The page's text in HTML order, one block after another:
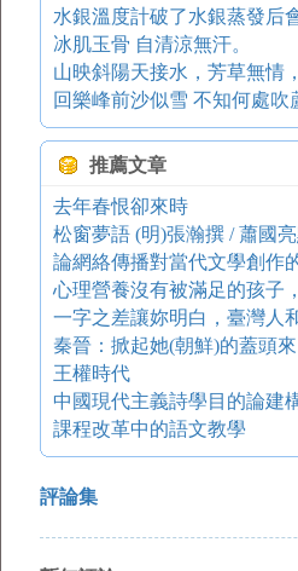
水銀溫度計破了水銀蒸發后
冰肌玉骨 自清涼無汗。
山映斜陽天接水，芳草無情
回樂峰前沙似雪 不知何處
推薦文章
去年春恨卻來時
松窗夢語 (明)張瀚撰 / 蕭國
論網絡傳播對當代文學創作
心理營養沒有被滿足的孩子
一字之差讓妳明白，臺灣人
秦晉：掀起她(朝鮮)的蓋頭來
王權時代
中國現代主義詩學目的論建
課程改革中的語文教學
評論集